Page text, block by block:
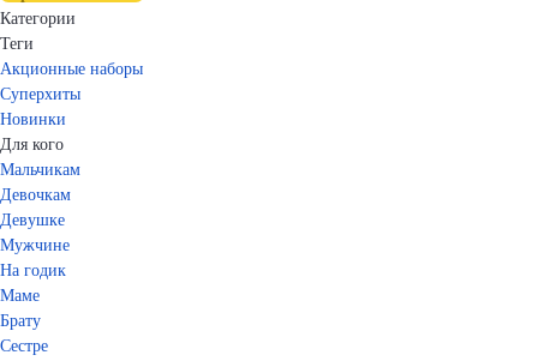
Категории
Теги
Акционные наборы
Суперхиты
Новинки
Для кого
Мальчикам
Девочкам
Девушке
Мужчине
На годик
Маме
Брату
Сестре